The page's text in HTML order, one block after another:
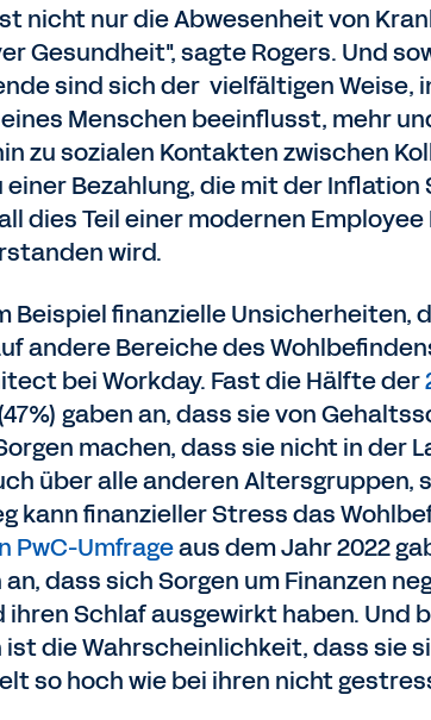
nicht nur die Abwesenheit von
Gesundheit", sagte Rogers. Und
sind sich der vielfältigen Weise,
Menschen beeinflusst, mehr
zu sozialen Kontakten zwischen
einer Bezahlung, die mit der
dies Teil einer modernen
wird.
Beispiel finanzielle Unsicherheiten,
andere Bereiche des
bei Workday. Fast die Hälfte der
gaben an, dass sie von
machen, dass sie nicht in der
über alle anderen Altersgruppen,
kann finanzieller Stress das
PwC-Umfrageaus dem Jahr 2022
dass sich Sorgen um Finanzen
Schlaf ausgewirkt haben. Und
die Wahrscheinlichkeit, dass sie
so hoch wie bei ihren nicht